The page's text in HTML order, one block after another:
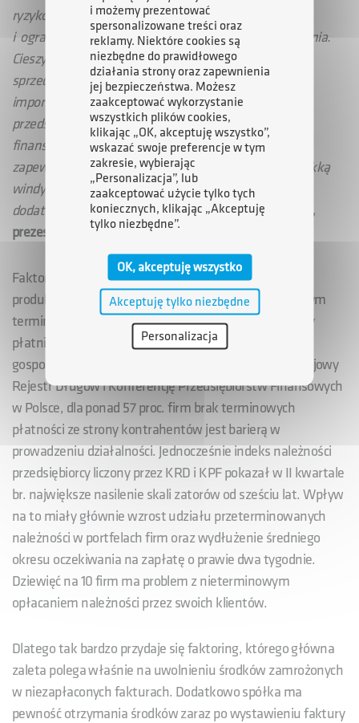
ryzyko utraty płynności z powodu niskiej kapitalizacji
i ograniczonym dostępie do zewnętrznego finansowania.
Cieszymy się z podjęcia współpracy z ARP, której sieć
sprzedaży szybko się rozwija, a baza jej klientów jest
imponująca. To nowy kanał dotarcia do kolejnej grupy
przedsiębiorstw, która powinna przekonać się do tej
finansowania na stałe, tym bardziej że dodatkowo
zapewnia on m.in. zarządzanie należnościami czy miękką
windykację, zdejmując z głowy przedsiębiorcy wiele
dodatkowych obowiązków – podkreśliłKonrad Klimek,
prezes KUKE Finance.
Faktoring jest kierowany do firm, które dostarczają
produkty lub usługi swoim kontrahentom z odroczonym
terminem płatności. A z wielu analiz wynika, że zatory
płatnicze są ciągle istotnym problemem w polskiej
gospodarce. Według badania prowadzonego przez Krajowy
Rejestr Długów i Konferencję Przedsiębiorstw Finansowych
w Polsce, dla ponad 57 proc. firm brak terminowych
płatności ze strony kontrahentów jest barierą w
prowadzeniu działalności. Jednocześnie indeks należności
przedsiębiorcy liczony przez KRD i KPF pokazał w II kwartale
br. największe nasilenie skali zatorów od sześciu lat. Wpływ
na to miały głównie wzrost udziału przeterminowanych
należności w portfelach firm oraz wydłużenie średniego
okresu oczekiwania na zapłatę o prawie dwa tygodnie.
Dziewięć na 10 firm ma problem z nieterminowym
opłacaniem należności przez swoich klientów.
Dlatego tak bardzo przydaje się faktoring, którego główna
zaleta polega właśnie na uwolnieniu środków zamrożonych
w niezapłaconych fakturach. Dodatkowo spółka ma
pewność otrzymania środków zaraz po wystawieniu faktury
i możemy prezentować
spersonalizowane treści oraz
reklamy. Niektóre cookies są
niezbędne do prawidłowego
działania strony oraz zapewnienia
jej bezpieczeństwa. Możesz
zaakceptować wykorzystanie
wszystkich plików cookies,
klikając „OK, akceptuję wszystko”,
wskazać swoje preferencje w tym
zakresie, wybierając
„Personalizacja”, lub
zaakceptować użycie tylko tych
koniecznych, klikając „Akceptuję
tylko niezbędne”.
OK, akceptuję wszystko
Akceptuję tylko niezbędne
Personalizacja